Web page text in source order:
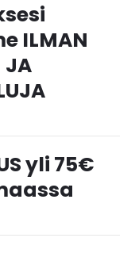
ILMAN
JA
yli 75€